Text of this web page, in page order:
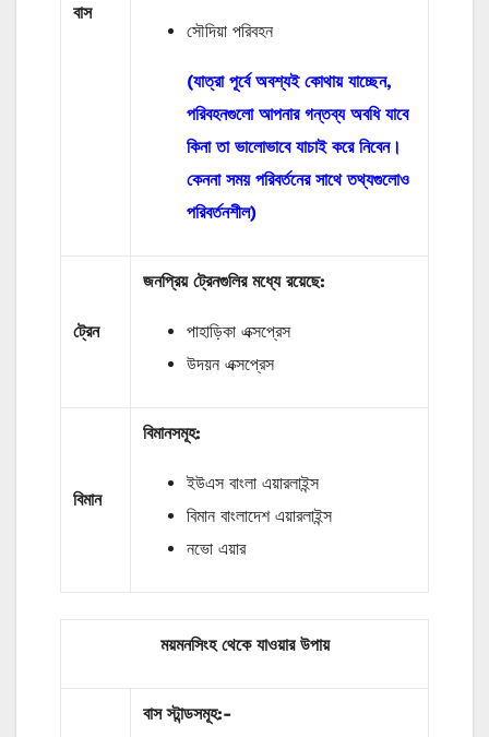
বাস
সৌদিয়া পরিবহন
(যাত্রা পূর্বে অবশ্যই কোথায় যাচ্ছেন,
পরিবহনগুলো আপনার গন্তব্য অবধি যাবে
কিনা তা ভালোভাবে যাচাই করে নিবেন।
কেননা সময় পরিবর্তনের সাথে তথ্যগুলোও
পরিবর্তনশীল)
ট্রেন
জনপ্রিয় ট্রেনগুলির মধ্যে রয়েছে:
পাহাড়িকা এক্সপ্রেস
উদয়ন এক্সপ্রেস
বিমান
বিমানসমূহ:
ইউএস বাংলা এয়ারলাইন্স
বিমান বাংলাদেশ এয়ারলাইন্স
নভো এয়ার
ময়মনসিংহ থেকে যাওয়ার উপায়
বাস স্টান্ডসমূহ:-